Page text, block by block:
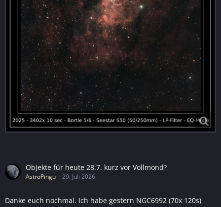
Objekte für heute 28.7. kurz vor Vollmond?
AstroPingu 29. Juli 2026
Danke euch nochmal. Ich habe gestern NGC6992 (70x 120s)